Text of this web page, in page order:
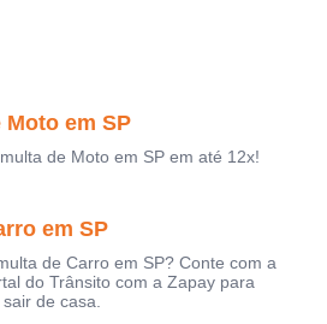
Moto em SP
de Moto em SP em até 12x!
em SP
de Carro em SP? Conte com a
do Trânsito com a Zapay para
de casa.